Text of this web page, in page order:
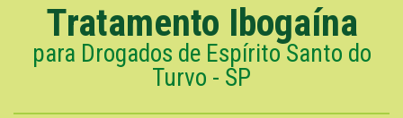
Tratamento Ibogaína
para Drogados de Espírito Santo do
Turvo - SP